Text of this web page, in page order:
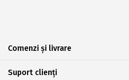
Comenzi și livrare
Suport clienți